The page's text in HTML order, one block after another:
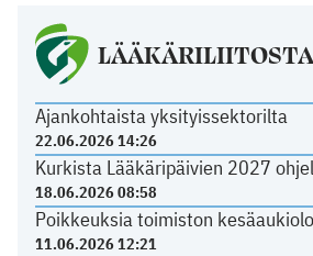
LÄÄKÄRILIITOSTA
Ajankohtaista yksityissektorilta
22.06.2026 14:26
Kurkista Lääkäripäivien 2027
18.06.2026 08:58
Poikkeuksia toimiston
11.06.2026 12:21